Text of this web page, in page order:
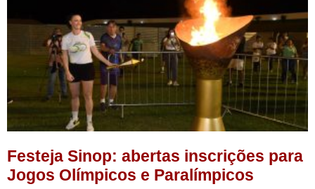
Festeja Sinop: abertas inscrições para
Jogos Olímpicos e Paralímpicos